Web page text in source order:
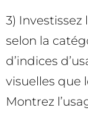
3) Investissez
selon la
d’indices
visuelles que
Montrez